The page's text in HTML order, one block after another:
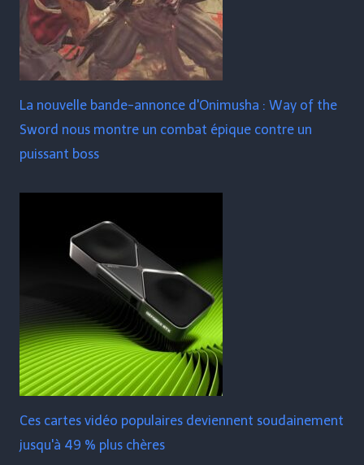
La nouvelle bande-annonce d'Onimusha : Way of the
Sword nous montre un combat épique contre un
puissant boss
Ces cartes vidéo populaires deviennent soudainement
jusqu'à 49 % plus chères